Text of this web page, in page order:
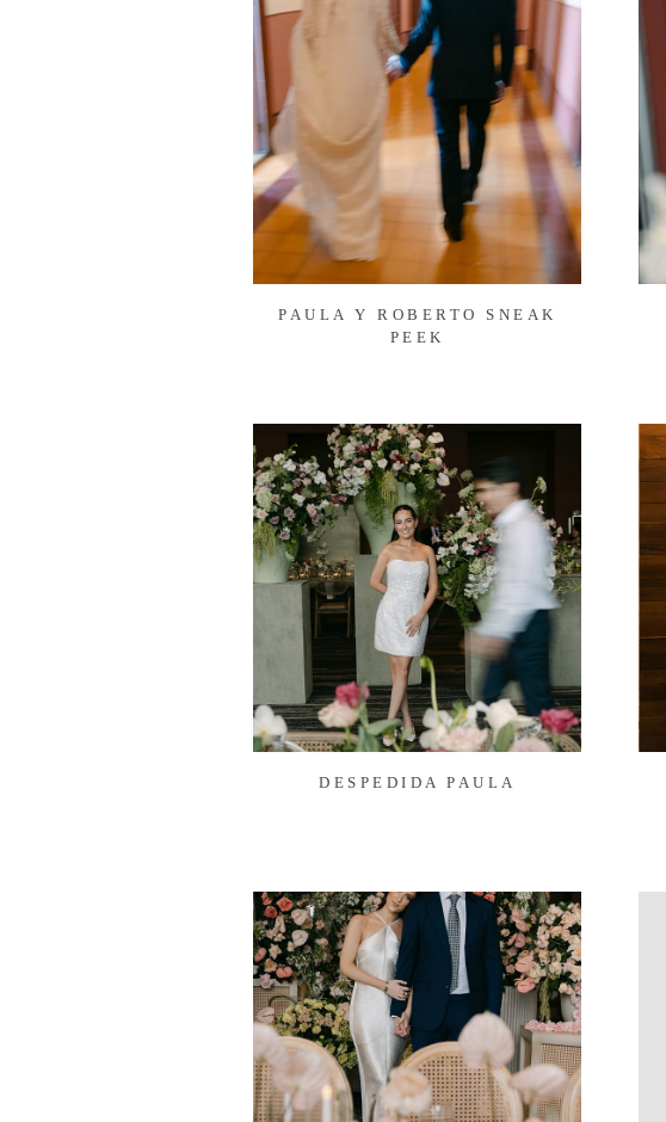
PAULA Y ROBERTO SNEAK
PEEK
DESPEDIDA PAULA